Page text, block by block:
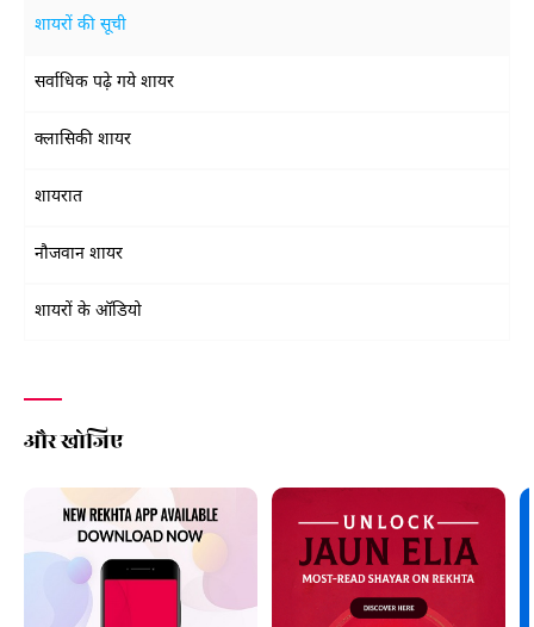
शायरों की सूची
सर्वाधिक पढ़े गये शायर
क्लासिकी शायर
शायरात
नौजवान शायर
शायरों के ऑडियो
और खोजिए